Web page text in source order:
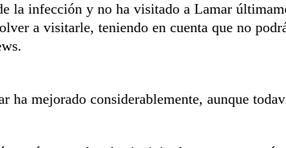
la infección y no ha visitado a Lamar
a visitarle, teniendo en cuenta que no
ha mejorado considerablemente, aunque